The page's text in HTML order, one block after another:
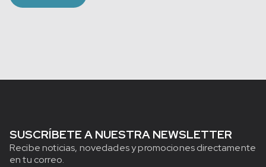
SUSCRÍBETE A NUESTRA NEWSLETTER
Recibe noticias, novedades y promociones directamente
en tu correo.